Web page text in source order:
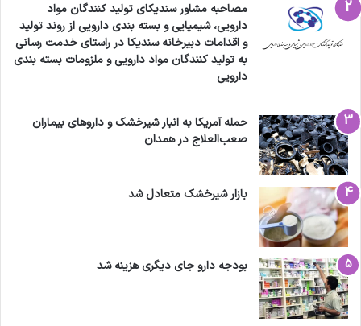
مصاحبه مشاور سندیکای تولید کنندگان مواد
دارویی، شیمیایی و بسته بندی دارویی از روند تولید
و اقدامات دبیرخانه سندیکا در راستای خدمت رسانی
به تولید کنندگان مواد دارویی و ملزومات بسته بندی
دارویی
حمله آمریکا به انبار شیرخشک و داروهای بیماران
صعب‌العلاج در همدان
بازار شیرخشک متعادل شد
بودجه دارو جای دیگری هزینه شد